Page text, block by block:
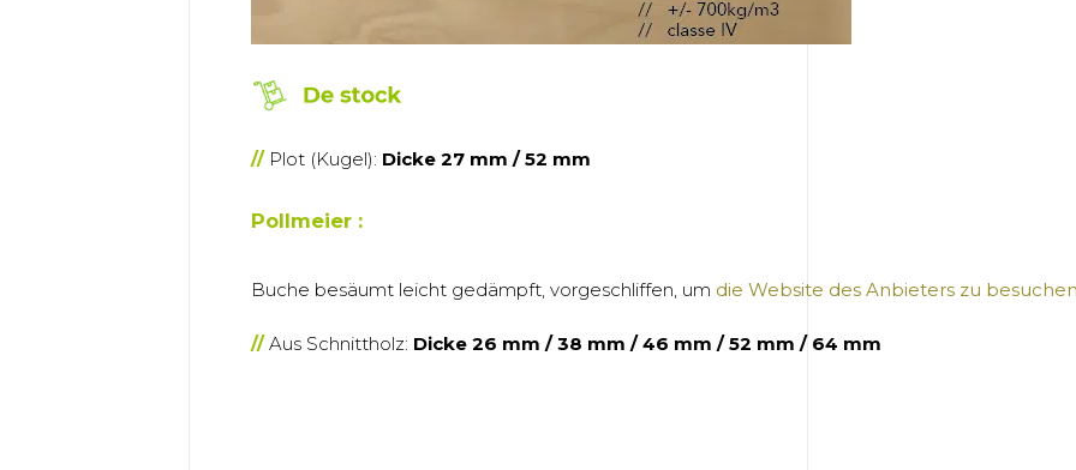
Plot (Kugel): Dicke 27 mm / 52 mm
Pollmeier :
Buche besäumt leicht gedämpft, vorgeschliffen, um die Website des Anbieters zu
Aus Schnittholz: Dicke 26 mm / 38 mm / 46 mm / 52 mm / 64 mm